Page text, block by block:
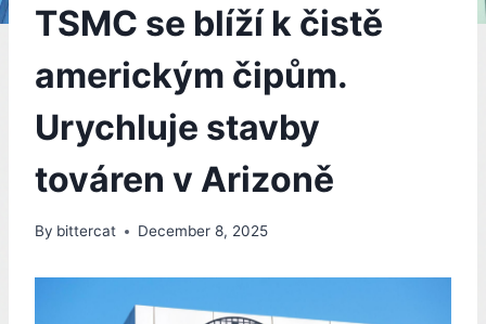
TSMC se blíží k čistě
americkým čipům.
Urychluje stavby
továren v Arizoně
By bittercat December 8, 2025